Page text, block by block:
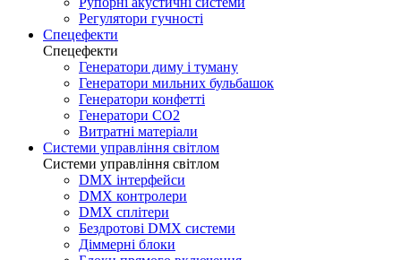
Регулятори гучності
Спецефекти
Спецефекти
Генератори диму і туману
Генератори мильних бульбашок
Генератори конфетті
Генератори CO2
Витратні матеріали
Системи управління світлом
Системи управління світлом
DMX інтерфейси
DMX контролери
DMX сплітери
Бездротові DMX системи
Діммерні блоки